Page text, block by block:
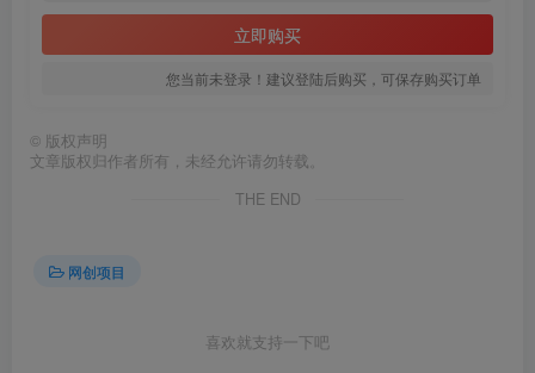
立即购买
您当前未登录！建议登陆后购买，可保存购买订单
© 版权声明
文章版权归作者所有，未经允许请勿转载。
THE END
网创项目
喜欢就支持一下吧